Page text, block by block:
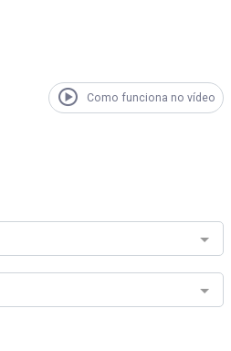
Como funciona no vídeo